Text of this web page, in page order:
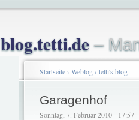
blog.tetti.de–
Startseite› Weblog› tetti's blog
Garagenhof
Sonntag, 7. Februar 2010 - 17:57